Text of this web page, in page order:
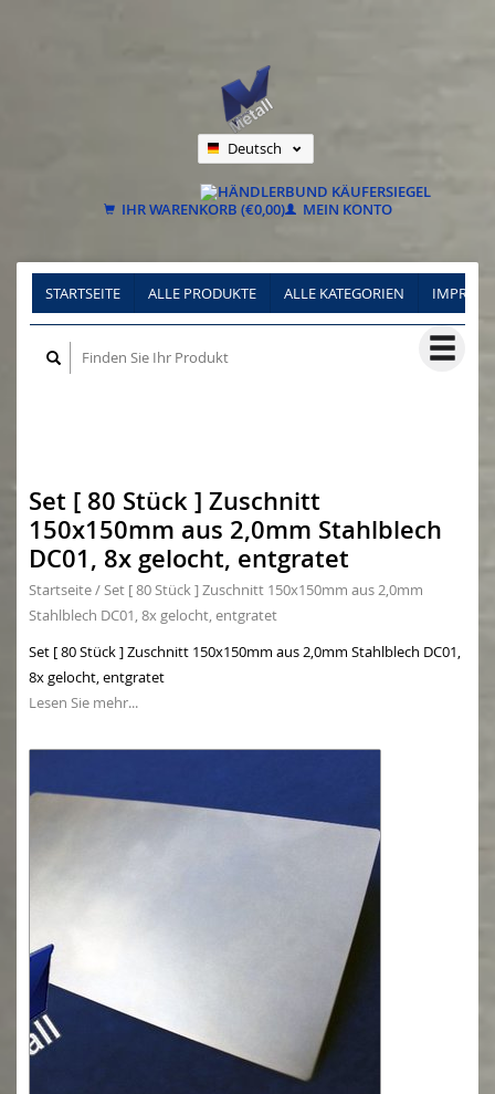
Deutsch
Français
IHR WARENKORB (€0,00) MEIN KONTO
STARTSEITE ALLE PRODUKTE ALLE KATEGORIEN
Set [ 80 Stück ] Zuschnitt
150x150mm aus 2,0mm Stahlblech
DC01, 8x gelocht, entgratet
Startseite/Set [ 80 Stück ] Zuschnitt 150x150mm aus 2,0mm
Stahlblech DC01, 8x gelocht, entgratet
Set [ 80 Stück ] Zuschnitt 150x150mm aus 2,0mm Stahlblech DC01,
8x gelocht, entgratet
Lesen Sie mehr...